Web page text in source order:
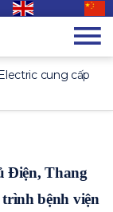
cung cấp
Điện, Thang
trình bệnh viện